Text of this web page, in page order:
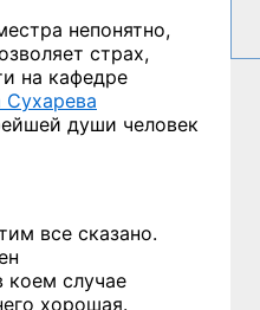
непонятно,
страх,
на кафедре
души человек
все сказано.
коем случае
хорошая.